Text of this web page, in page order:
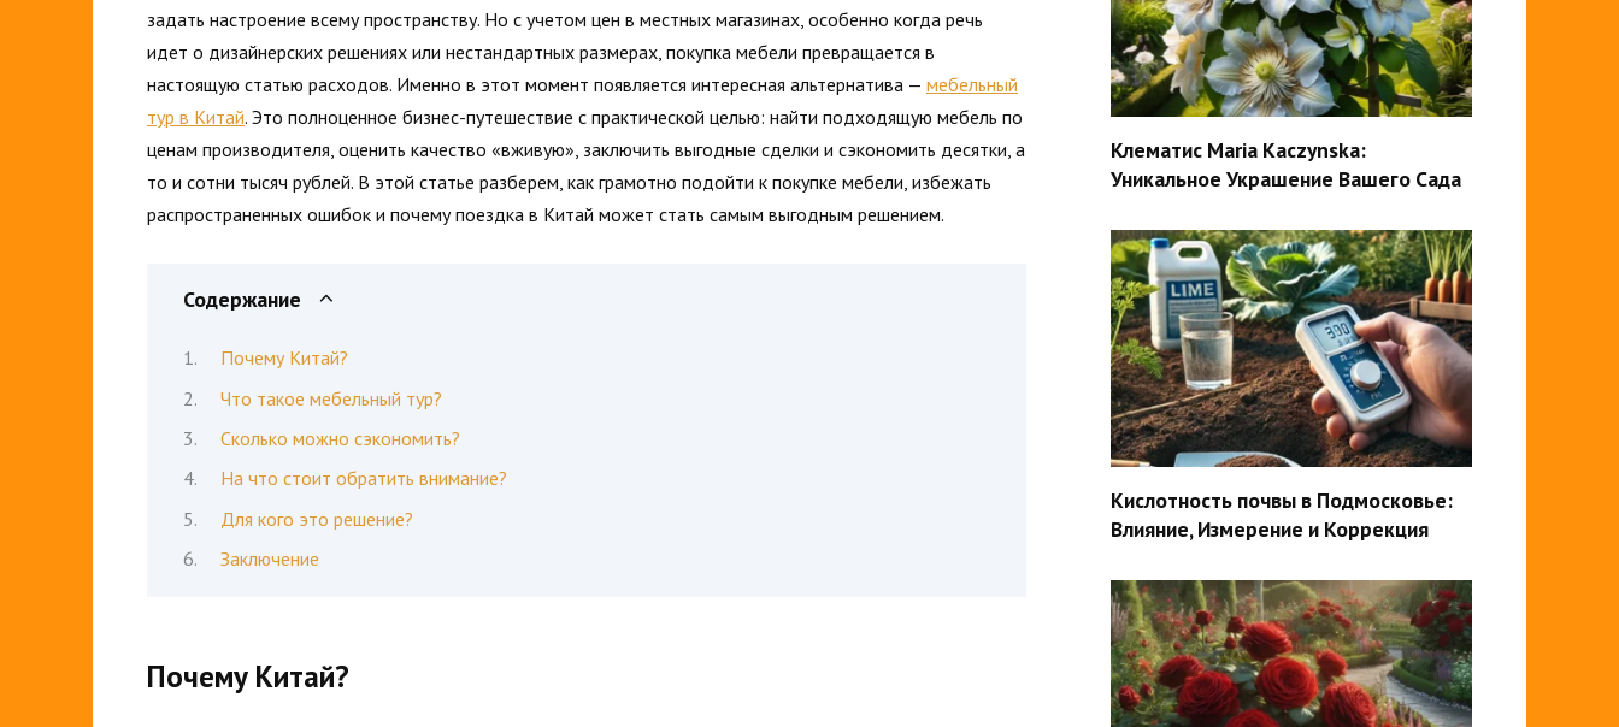
задать настроение всему пространству. Но с учетом цен в местных магазинах, особенно когда речь
идет о дизайнерских решениях или нестандартных размерах, покупка мебели превращается в
настоящую статью расходов. Именно в этот момент появляется интересная альтернатива — мебельный
тур в Китай. Это полноценное бизнес-путешествие с практической целью: найти подходящую мебель по
ценам производителя, оценить качество «вживую», заключить выгодные сделки и сэкономить десятки, а
то и сотни тысяч рублей. В этой статье разберем, как грамотно подойти к покупке мебели, избежать
распространенных ошибок и почему поездка в Китай может стать самым выгодным решением.
Содержание
Почему Китай?
Что такое мебельный тур?
Сколько можно сэкономить?
На что стоит обратить внимание?
Для кого это решение?
Заключение
Почему Китай?
Клематис Maria Kaczynska:
Уникальное Украшение Вашего Сада
Кислотность почвы в Подмосковье:
Влияние, Измерение и Коррекция